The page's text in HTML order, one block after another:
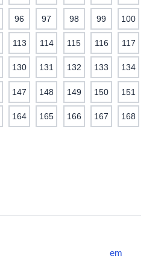
96 97 98 99 100
113 114 115 116 117
130 131 132 133 134
147 148 149 150 151
164 165 166 167 168
em